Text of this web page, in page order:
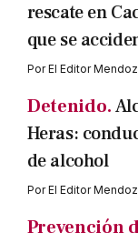
rescate en
que se
PorEl Editor
Detenido.
Heras:
de alcohol
PorEl Editor
Prevención